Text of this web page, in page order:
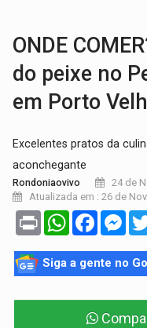
ONDE
do peixe no
em Porto
Excelentes pratos da
aconchegante
Rondoniaovivo
24 de
Atualizada em : 26 de
Print WhatsApp
Siga a gente no